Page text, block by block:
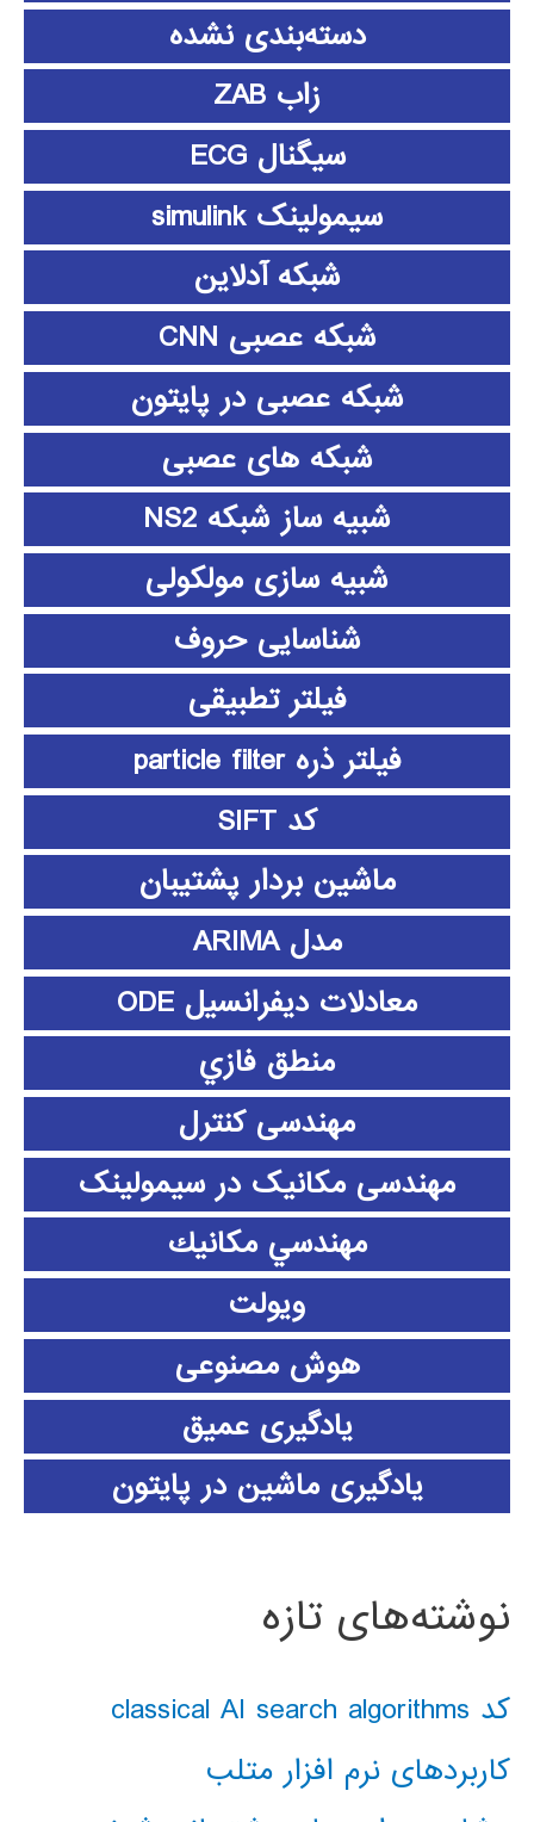
دسته‌بندی نشده
زاب ZAB
سیگنال ECG
سیمولینک simulink
شبکه آدلاین
شبکه عصبی CNN
شبکه عصبی در پایتون
شبکه های عصبی
شبیه ساز شبکه NS2
شبیه سازی مولکولی
شناسایی حروف
فیلتر تطبیقی
فیلتر ذره particle filter
کد SIFT
ماشین بردار پشتیبان
مدل ARIMA
معادلات دیفرانسیل ODE
منطق فازي
مهندسی کنترل
مهندسی مکانیک در سیمولینک
مهندسي مكانيك
ویولت
هوش مصنوعی
یادگیری عمیق
یادگیری ماشین در پایتون
نوشته‌های تازه
کد classical AI search algorithms
کاربردهای نرم افزار متلب